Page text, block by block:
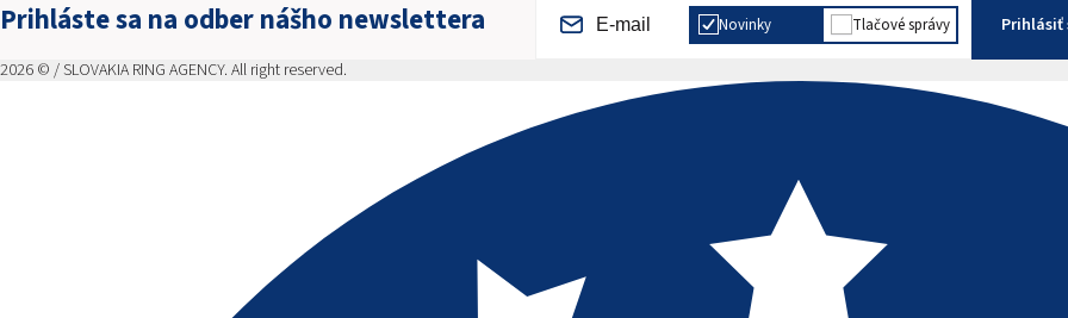
Prihláste sa na odber nášho newslettera Novinky Tlačové správy
Prihlásiť
2026 © / SLOVAKIA RING AGENCY. All right reserved.